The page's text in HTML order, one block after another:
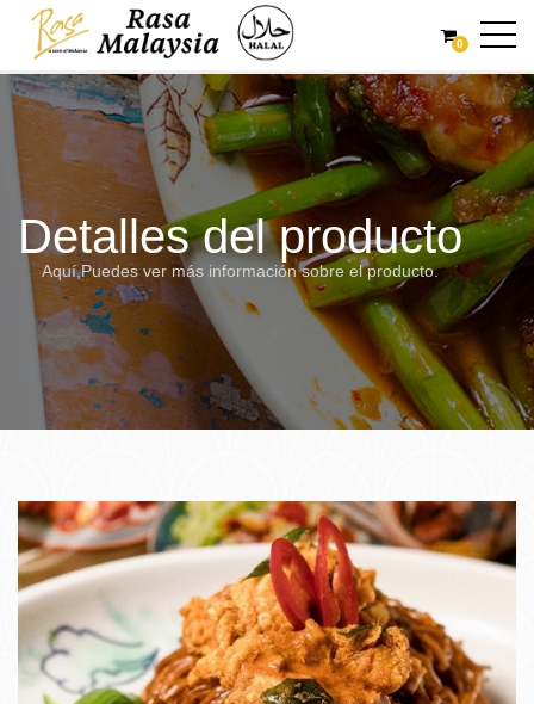
0
Detalles del producto
Aquí,Puedes ver más información sobre el producto.